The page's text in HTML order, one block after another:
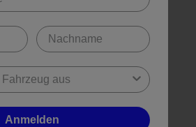
Anmelden